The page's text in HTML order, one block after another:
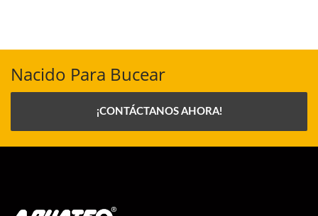
Nacido Para Bucear
¡CONTÁCTANOS AHORA!